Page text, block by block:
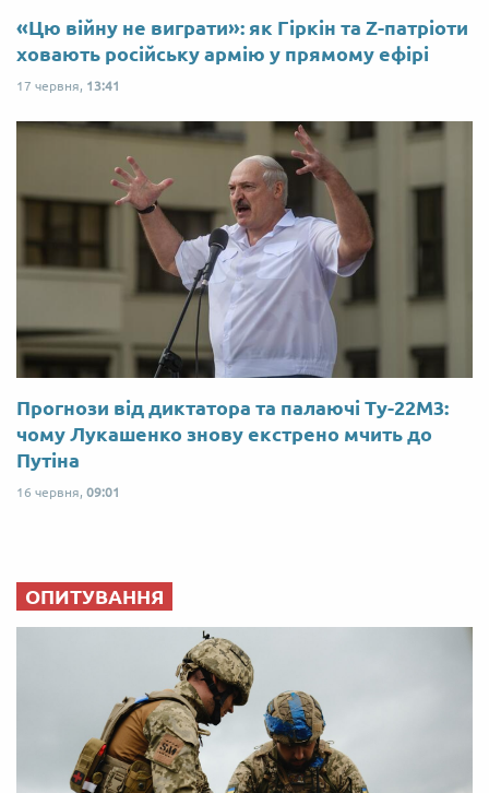
«Цю війну не виграти»: як Гіркін та Z-патріоти
ховають російську армію у прямому ефірі
17 червня, 13:41
Прогнози від диктатора та палаючі Ту-22М3:
чому Лукашенко знову екстрено мчить до
Путіна
16 червня, 09:01
ОПИТУВАННЯ